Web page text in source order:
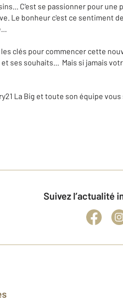
C'est se passionner pour
Le bonheur c'est ce sentiment
clés pour commencer cette
ses souhaits... Mais si jamais
La Big et toute son équipe
Suivez